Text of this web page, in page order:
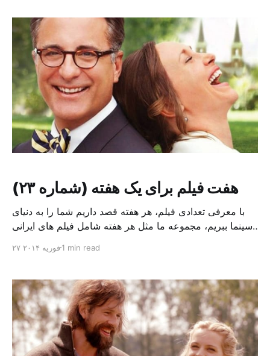
خارجی این هفته، به […]
هفت فیلم برای یک هفته (شماره ۲۳)
با معرفی تعدادی فیلم، هر هفته قصد داریم شما را به دنیای
سینما ببریم، مجموعه ما مثل هر هفته شامل فیلم های ایرانی
«زندگی با چشمان بسته»، اثری از «رسول صدرعاملی»، با
سنتی، و«فیلم بی […]
۲۷ فوریه ۲۰۱۴1 min read